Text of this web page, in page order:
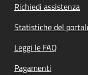
Richiedi assistenza
Statistiche del
Leggi le FAQ
Pagamenti